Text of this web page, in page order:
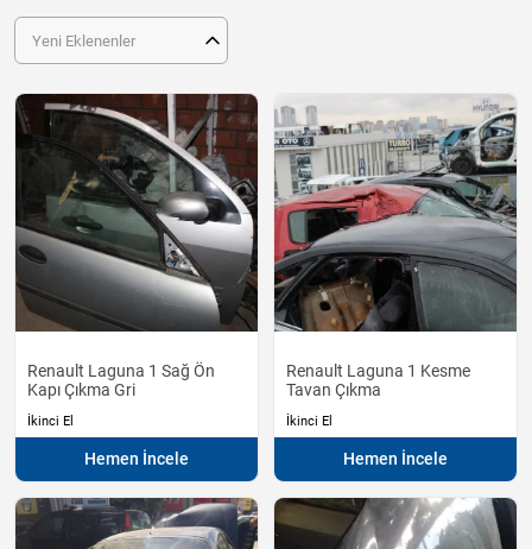
Yeni Eklenenler
Renault Laguna 1 Sağ Ön
Kapı Çıkma Gri
İkinci El
Hemen İncele
Renault Laguna 1 Kesme
Tavan Çıkma
İkinci El
Hemen İncele